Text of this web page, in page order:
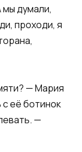
мы думали,
проходи, я
— Мария
с её ботинок
—